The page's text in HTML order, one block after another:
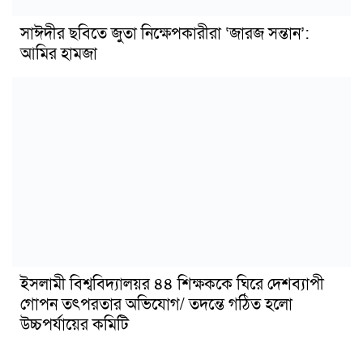
সাঈদীর ছবিতে জুতা নিক্ষেপকারীরা ‘জারজ সন্তান’:
আমির হামজা
ইসলামী বিশ্ববিদ্যালয়র ৪৪ শিক্ষককে ঘিরে দেশব্যাপী
গোপন তৎপরতার অভিযোগ/ তদন্তে গঠিত হলো
উচ্চপর্যায়ের কমিটি